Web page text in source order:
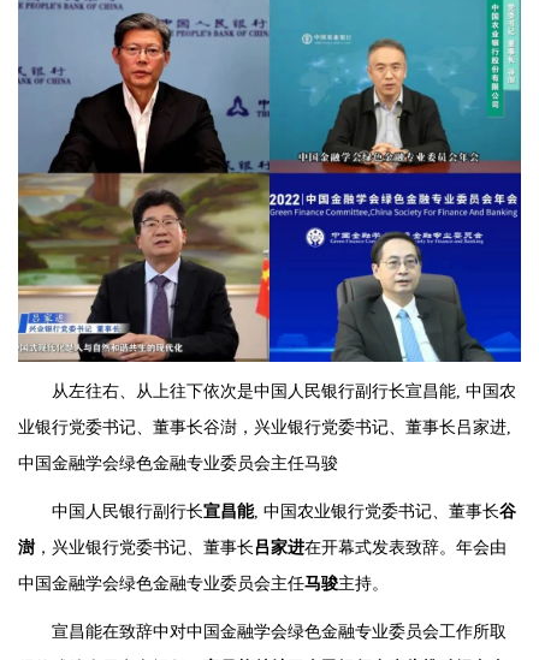
从左往右、从上往下依次是中国人民银行副行长宣昌能, 中国农
业银行党委书记、董事长谷澍，兴业银行党委书记、董事长吕家进,
中国金融学会绿色金融专业委员会主任马骏
中国人民银行副行长宣昌能, 中国农业银行党委书记、董事长谷
澍 ，兴业银行党委书记、董事长 吕家进在开幕式发表致辞。年会由
中国金融学会绿色金融专业委员会主任马骏主持。
宣昌能在致辞中对中国金融学会绿色金融专业委员会工作所取